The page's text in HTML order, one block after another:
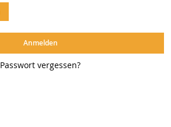
Anmelden
Passwort vergessen?